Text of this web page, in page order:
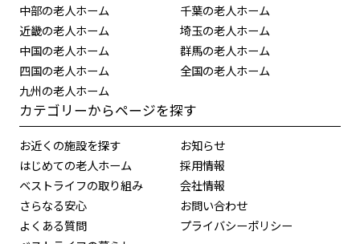
中部の老人ホーム
近畿の老人ホーム
中国の老人ホーム
四国の老人ホーム
九州の老人ホーム
千葉の老人ホーム
埼玉の老人ホーム
群馬の老人ホーム
全国の老人ホーム
カテゴリーからページを探す
お近くの施設を探す
はじめての老人ホーム
ベストライフの取り組み
さらなる安心
よくある質問
お知らせ
採用情報
会社情報
お問い合わせ
プライバシーポリシー